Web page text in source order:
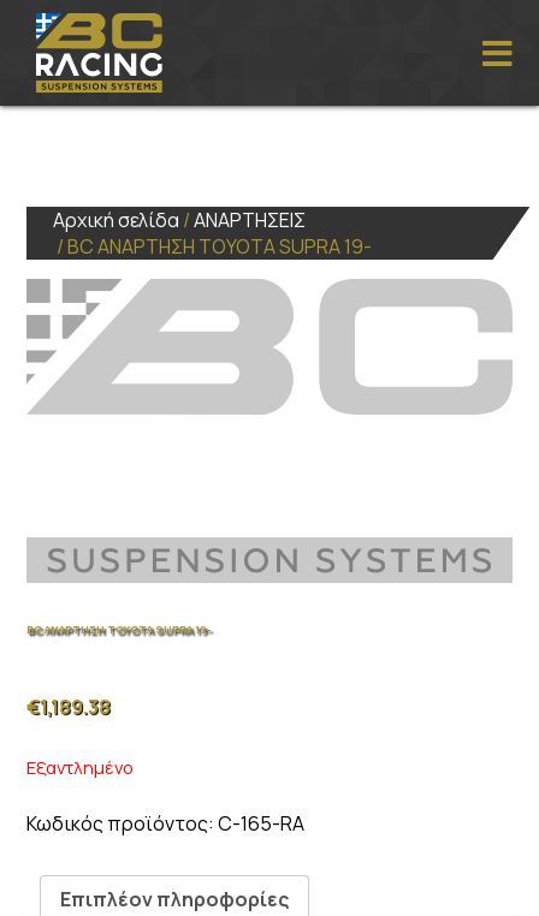
Αρχική σελίδα /ΑΝΑΡΤΗΣΕΙΣ
/ BC ΑΝΑΡΤΗΣΗ TOYOTA SUPRA 19-
BC ΑΝΑΡΤΗΣΗ TOYOTA SUPRA 19-
€1,189.38
Εξαντλημένο
Κωδικός προϊόντος: C-165-RA
Επιπλέον πληροφορίες